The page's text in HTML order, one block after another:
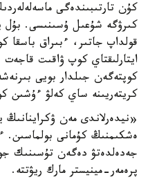
كۇن تارتىبىندەگى
كىرۋگە شۇعىل ۇسىنىسى. بۇل
قولداپ جاتىر، ءبىراق باسقا
ايتارلىقتاي كوپ ۋاقىت قاجەت
كوپتەگەن جىلدار بويى
كريتەريىنە ساي كەلۋ ءۇشىن
«نيدەرلاندى مەن ۋكراينانىڭ
ەشكىمنىڭ كۇمانى بولماسىن.
جەدەلدەتۋ دەگەن تۇسىنىك
پرەمەر-مينيستر مارك ريۋتتە.